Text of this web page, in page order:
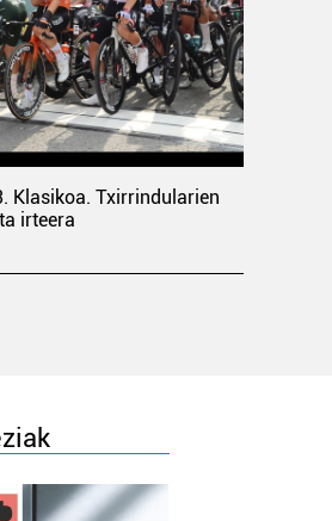
Klasikoa. Txirrindularien
irteera